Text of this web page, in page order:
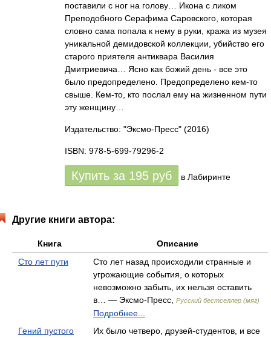
поставили с ног на голову… Икона с ликом
Преподобного Серафима Саровского, которая
словно сама попала к нему в руки, кража из музея
уникальной демидовской коллекции, убийство его
старого приятеля антиквара Василия
Дмитриевича… Ясно как божий день - все это
было предопределено. Предопределено кем-то
свыше. Кем-то, кто послал ему на жизненном пути
эту женщину…
Издательство: "Эксмо-Пресс" (2016)
ISBN: 978-5-699-79296-2
Купить за 195 руб в Лабиринте
Другие книги автора:
Книга
Описание
Сто лет пути
Сто лет назад происходили странные и
угрожающие события, о которых
невозможно забыть, их нельзя оставить
в… — Эксмо-Пресс,
Русский бестселлер (мяг)
Подробнее...
Гений пустого
Их было четверо, друзей-студентов, и все